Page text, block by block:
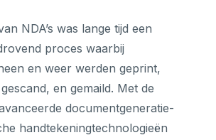
NDA’s was lange tijd een
proces waarbij
en weer werden geprint,
en gemaild. Met de
documentgeneratie-
handtekeningtechnologieën